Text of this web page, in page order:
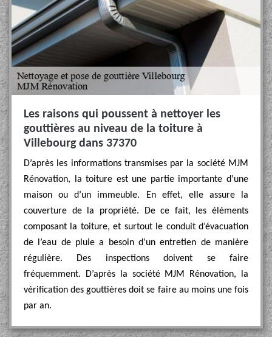
Les raisons qui poussent à nettoyer les
gouttières au niveau de la toiture à
Villebourg dans 37370
D’après les informations transmises par la société MJM
Rénovation, la toiture est une partie importante d’une
maison ou d’un immeuble. En effet, elle assure la
couverture de la propriété. De ce fait, les éléments
composant la toiture, et surtout le conduit d’évacuation
de l’eau de pluie a besoin d’un entretien de manière
régulière. Des inspections doivent se faire
fréquemment. D’après la société MJM Rénovation, la
vérification des gouttières doit se faire au moins une fois
par an.